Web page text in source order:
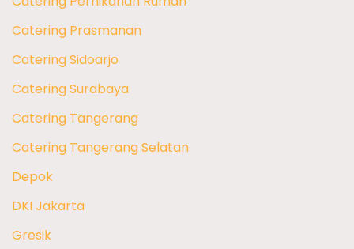
Catering Prasmanan
Catering Sidoarjo
Catering Surabaya
Catering Tangerang
Catering Tangerang Selatan
Depok
DKI Jakarta
Gresik